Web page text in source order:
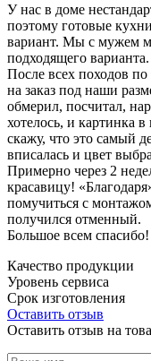
У нас в доме
поэтому готовые
вариант. Мы с мужем
подходящего варианта.
После всех походов
на заказ под наши
обмерил, посчитал,
хотелось, и картинка
скажу, что это самый
вписалась и цвет
Примерно через 2
красавицу!
помучиться с
получился отменный.
Большое всем
Качество продукции
Уровень сервиса
Срок изготовления
Оставить отзыв
Оставить отзыв на